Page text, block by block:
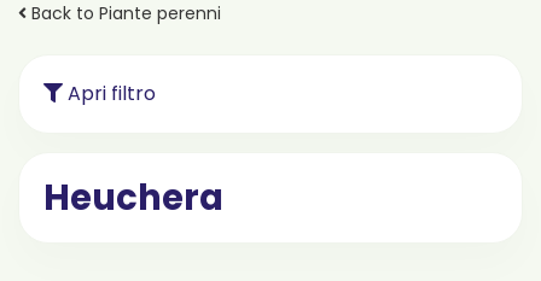
Back to Piante perenni
Apri filtro
Heuchera